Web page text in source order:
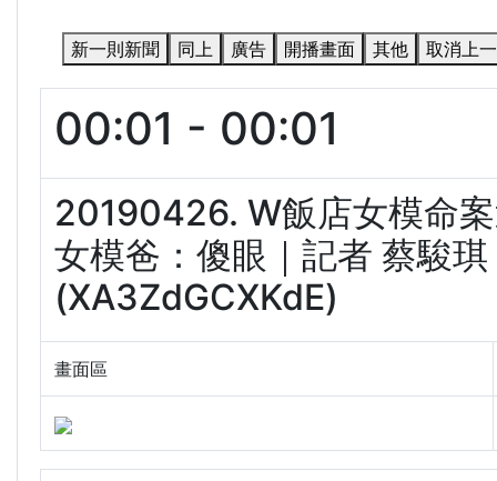
新一則新聞 同上 廣告 開播畫面 其他 取消上
00:01 - 00:01
20190426. W飯店女模命
女模爸：傻眼｜記者 蔡駿
(XA3ZdGCXKdE)
畫面區